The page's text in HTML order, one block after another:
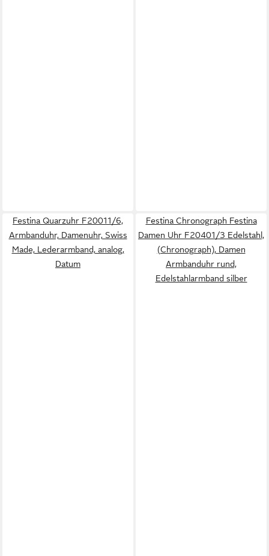
Festina Quarzuhr F20011/6,
Armbanduhr, Damenuhr, Swiss
Made, Lederarmband, analog,
Datum
Festina Chronograph Festina
Damen Uhr F20401/3 Edelstahl,
(Chronograph), Damen
Armbanduhr rund,
Edelstahlarmband silber